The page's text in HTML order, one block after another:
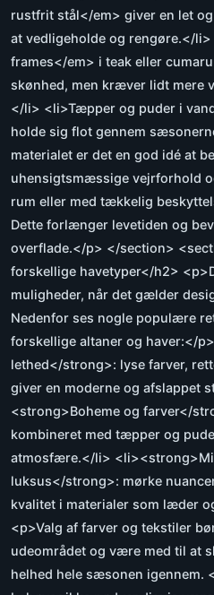
rustfrit stål</em> giver en let
at vedligeholde og rengøre.</
frames</em> i teak eller
skønhed, men kræver lidt mere
</li> <li>Tæpper og puder i
holde sig flot gennem
materialet er det en god idé at
uhensigtsmæssige vejrforhold
rum eller med tækkelig
Dette forlænger levetiden og
overflade.</p> </section>
forskellige havetyper</h2>
muligheder, når det gælder
Nedenfor ses nogle populære
forskellige altaner og haver:</
lethed</strong>: lyse farver,
giver en moderne og afslappet
<strong>Boheme og farver</
kombineret med tæpper og
atmosfære.</li>
luksus</strong>: mørke
kvalitet i materialer som læder
<p>Valg af farver og tekstiler
udeområdet og være med til at
helhed hele sæsonen igennem.